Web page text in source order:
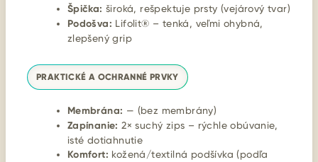
Špička: široká, rešpektuje prsty (vejárový tvar)
Podošva: Lifolit® – tenká, veľmi ohybná,
zlepšený grip
PRAKTICKÉ A OCHRANNÉ PRVKY
Membrána: — (bez membrány)
Zapínanie: 2× suchý zips – rýchle obúvanie,
isté dotiahnutie
Komfort: kožená/textilná podšívka (podľa